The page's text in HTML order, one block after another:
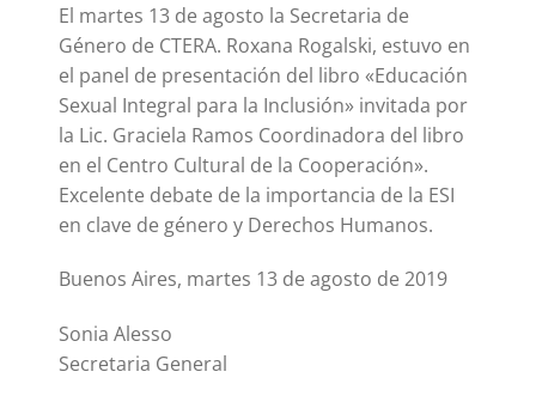
El martes 13 de agosto la Secretaria de
Género de CTERA. Roxana Rogalski, estuvo en
el panel de presentación del libro «Educación
Sexual Integral para la Inclusión» invitada por
la Lic. Graciela Ramos Coordinadora del libro
en el Centro Cultural de la Cooperación».
Excelente debate de la importancia de la ESI
en clave de género y Derechos Humanos.
Buenos Aires, martes 13 de agosto de 2019
Sonia Alesso
Secretaria General